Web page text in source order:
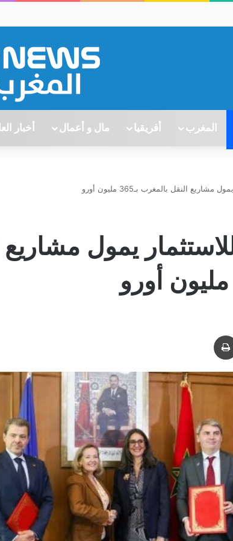
المغرب أفريقيا مال و أعمال أخبار
النقل بالمغرب بـ365 مليون أورو
للاستثمار يمول مشاريع